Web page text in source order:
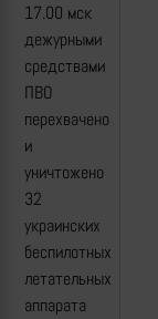
17.00 мск
дежурными
средствами
ПВО
перехвачено
и
уничтожено
32
украинских
беспилотных
летательных
аппарата